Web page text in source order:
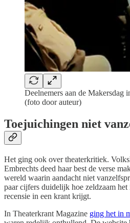
Deelnemers aan de Makersdag
(foto door auteur)
Toejuichingen niet
Het ging ook over theaterkritiek.
Embrechts deed haar best de verse
wereld waarin aandacht niet
paar cijfers duidelijk hoe zeldzaam het
recensie in een krant krijgt.
In Theaterkrant Magazine ging het in